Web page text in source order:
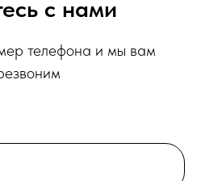
с нами
телефона и мы вам